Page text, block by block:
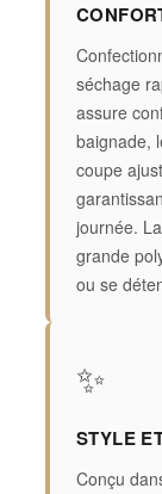
séchage
assure
baignade,
coupe
journée.
grande
ou se
✨
STYLE
Conçu